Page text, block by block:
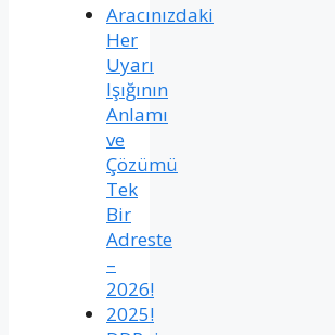
Aracınızdaki
Her
Uyarı
Işığının
Anlamı
ve
Çözümü
Tek
Bir
Adreste
–
2026!
2025!